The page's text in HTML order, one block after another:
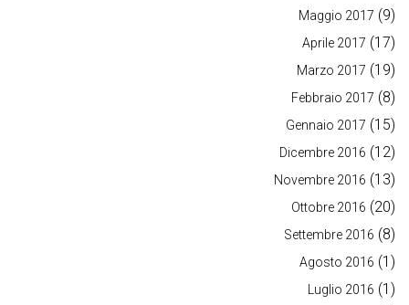
Maggio 2017 (9)
Aprile 2017 (17)
Marzo 2017 (19)
Febbraio 2017 (8)
Gennaio 2017 (15)
Dicembre 2016 (12)
Novembre 2016 (13)
Ottobre 2016 (20)
Settembre 2016 (8)
Agosto 2016 (1)
Luglio 2016 (1)